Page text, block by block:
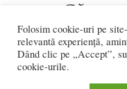
Folosim cookie-uri pe
relevantă experiență,
Dând clic pe „Accept”,
cookie-urile.